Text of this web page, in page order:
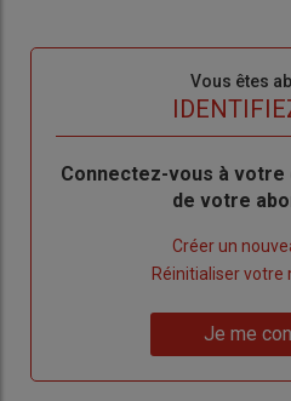
Vous êtes
Body
Connectez-vous à
de votre
Créer un
de
Réinitialiser votre
me
Je me